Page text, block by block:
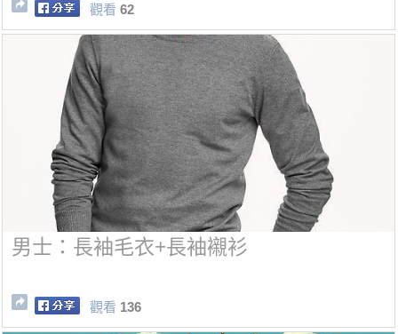
觀看 62
男士：長袖毛衣+長袖襯衫
觀看 136